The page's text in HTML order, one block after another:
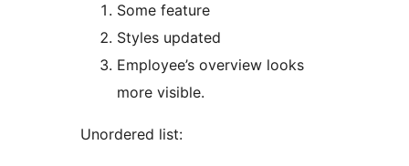
Some feature
Styles updated
Employee’s overview looks
more visible.
Unordered list: